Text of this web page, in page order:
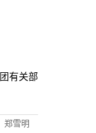
有关部
郑雪明